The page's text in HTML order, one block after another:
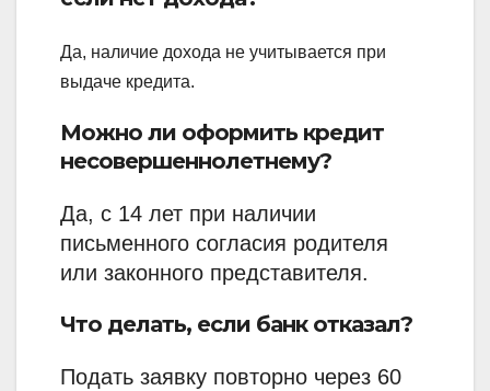
Да, наличие дохода не учитывается при
выдаче кредита.
Можно ли оформить кредит
несовершеннолетнему?
Да, с 14 лет при наличии
письменного согласия родителя
или законного представителя.
Что делать, если банк отказал?
Подать заявку повторно через 60